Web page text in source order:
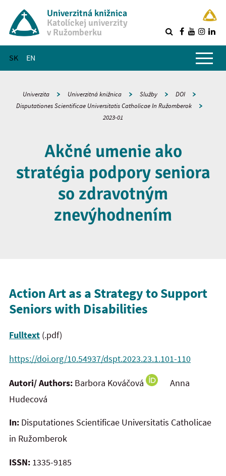
Univerzitná knižnica
Katolíckej univerzity
v Ružomberku
SK EN
Hlavné menu
Univerzita Univerzitná knižnica Služby
DOI
Disputationes Scientificae Universitatis Catholicae In Ružomberok
2023-01
Akčné umenie ako
stratégia podpory seniora
so zdravotným
znevýhodnením
Action Art as a Strategy to Support
Seniors with Disabilities
Fulltext (.pdf)
https://doi.org/10.54937/dspt.2023.23.1.101-110
Autori/ Authors: Barbora Kováčová
Anna
Hudecová
In: Disputationes Scientificae Universitatis Catholicae
in Ružomberok
ISSN: 1335-9185